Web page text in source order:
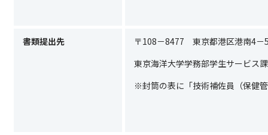
書類提出先
〒108－8477 東京都港区港南4－
東京海洋大学学務部学生サービス
※封筒の表に「技術補佐員（保健